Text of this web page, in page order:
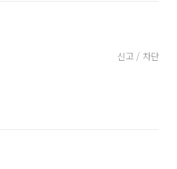
신고 / 차단